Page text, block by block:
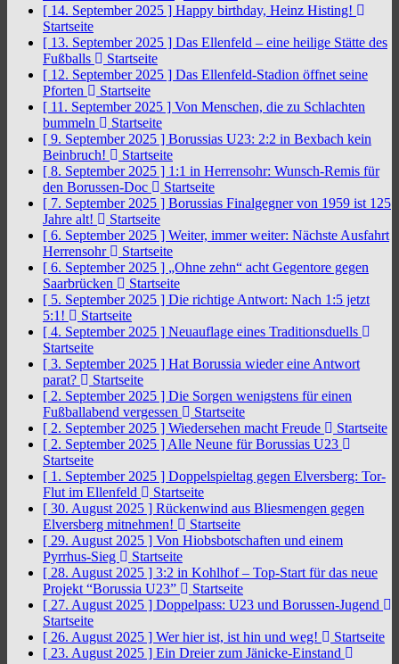
[ 14. September 2025 ] Happy birthday, Heinz Histing!
Startseite
[ 13. September 2025 ] Das Ellenfeld – eine heilige Stätte des
Fußballs
Startseite
[ 12. September 2025 ] Das Ellenfeld-Stadion öffnet seine
Pforten
Startseite
[ 11. September 2025 ] Von Menschen, die zu Schlachten
bummeln
Startseite
[ 9. September 2025 ] Borussias U23: 2:2 in Bexbach kein
Beinbruch!
Startseite
[ 8. September 2025 ] 1:1 in Herrensohr: Wunsch-Remis für
den Borussen-Doc
Startseite
[ 7. September 2025 ] Borussias Finalgegner von 1959 ist 125
Jahre alt!
Startseite
[ 6. September 2025 ] Weiter, immer weiter: Nächste Ausfahrt
Herrensohr
Startseite
[ 6. September 2025 ] „Ohne zehn“ acht Gegentore gegen
Saarbrücken
Startseite
[ 5. September 2025 ] Die richtige Antwort: Nach 1:5 jetzt
5:1!
Startseite
[ 4. September 2025 ] Neuauflage eines Traditionsduells
Startseite
[ 3. September 2025 ] Hat Borussia wieder eine Antwort
parat?
Startseite
[ 2. September 2025 ] Die Sorgen wenigstens für einen
Fußballabend vergessen
Startseite
[ 2. September 2025 ] Wiedersehen macht Freude
Startseite
[ 2. September 2025 ] Alle Neune für Borussias U23
Startseite
[ 1. September 2025 ] Doppelspieltag gegen Elversberg: Tor-
Flut im Ellenfeld
Startseite
[ 30. August 2025 ] Rückenwind aus Bliesmengen gegen
Elversberg mitnehmen!
Startseite
[ 29. August 2025 ] Von Hiobsbotschaften und einem
Pyrrhus-Sieg
Startseite
[ 28. August 2025 ] 3:2 in Kohlhof – Top-Start für das neue
Projekt “Borussia U23”
Startseite
[ 27. August 2025 ] Doppelpass: U23 und Borussen-Jugend
Startseite
[ 26. August 2025 ] Wer hier ist, ist hin und weg!
Startseite
[ 23. August 2025 ] Ein Dreier zum Jänicke-Einstand